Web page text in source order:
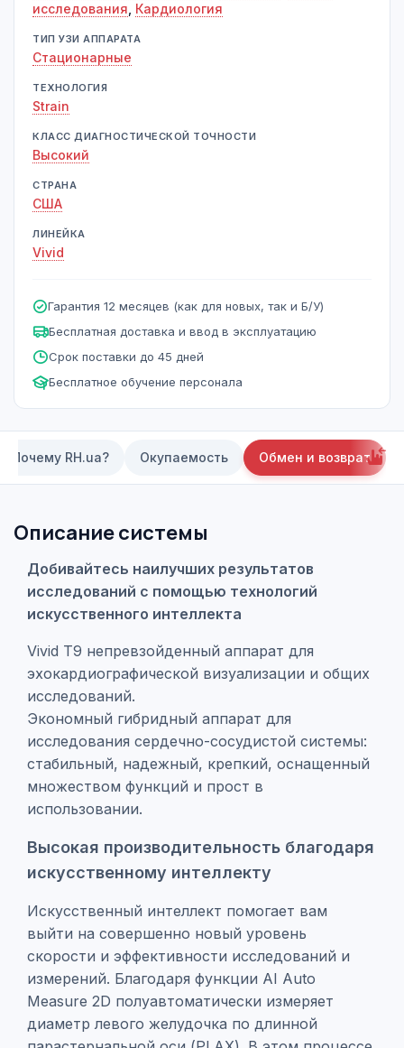
исследования Кардиология
ТИП УЗИ АППАРАТА
Стационарные
ТЕХНОЛОГИЯ
Strain
КЛАСС ДИАГНОСТИЧЕСКОЙ ТОЧНОСТИ
Высокий
СТРАНА
США
ЛИНЕЙКА
Vivid
Гарантия 12 месяцев (как для новых, так и Б/У)
Бесплатная доставка и ввод в эксплуатацию
Срок поставки до 45 дней
Бесплатное обучение персонала
Почему RH.ua? Окупаемость Обмен и возврат
Описание системы
Добивайтесь наилучших результатов
исследований с помощью технологий
искусственного интеллекта
Vivid T9 непревзойденный аппарат для
эхокардиографической визуализации и общих
исследований.
Экономный гибридный аппарат для
исследования сердечно-сосудистой системы:
стабильный, надежный, крепкий, оснащенный
множеством функций и прост в
использовании.
Высокая производительность благодаря
искусственному интеллекту
Искусственный интеллект помогает вам
выйти на совершенно новый уровень
скорости и эффективности исследований и
измерений. Благодаря функции AI Auto
Measure 2D полуавтоматически измеряет
диаметр левого желудочка по длинной